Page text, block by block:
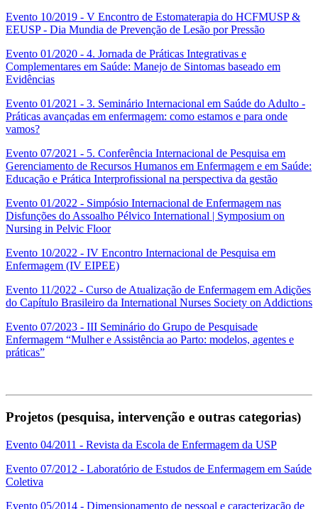
Evento 10/2019 - V Encontro de Estomaterapia do HCFMUSP &
EEUSP - Dia Mundia de Prevenção de Lesão por Pressão
Evento 01/2020 - 4. Jornada de Práticas Integrativas e
Complementares em Saúde: Manejo de Sintomas baseado em
Evidências
Evento 01/2021 - 3. Seminário Internacional em Saúde do Adulto -
Práticas avançadas em enfermagem: como estamos e para onde
vamos?
Evento 07/2021 - 5. Conferência Internacional de Pesquisa em
Gerenciamento de Recursos Humanos em Enfermagem e em Saúde:
Educação e Prática Interprofissional na perspectiva da gestão
Evento 01/2022 - Simpósio Internacional de Enfermagem nas
Disfunções do Assoalho Pélvico International | Symposium on
Nursing in Pelvic Floor
Evento 10/2022 - IV Encontro Internacional de Pesquisa em
Enfermagem (IV EIPEE)
Evento 11/2022 - Curso de Atualização de Enfermagem em Adições
do Capítulo Brasileiro da International Nurses Society on Addictions
Evento 07/2023 - III Seminário do Grupo de Pesquisade
Enfermagem “Mulher e Assistência ao Parto: modelos, agentes e
práticas”
Projetos (pesquisa, intervenção e outras categorias)
Evento 04/2011 - Revista da Escola de Enfermagem da USP
Evento 07/2012 - Laboratório de Estudos de Enfermagem em Saúde
Coletiva
Evento 05/2014 - Dimensionamento de pessoal e caracterização de